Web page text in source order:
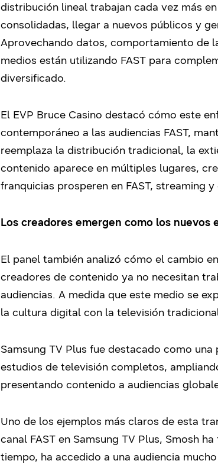
distribución lineal trabajan cada vez más
consolidadas, llegar a nuevos públicos y
Aprovechando datos, comportamiento de
medios están utilizando FAST para
diversificado.
El EVP Bruce Casino destacó cómo este
contemporáneo a las audiencias FAST,
reemplaza la distribución tradicional, la
contenido aparece en múltiples lugares,
franquicias prosperen en FAST, streaming y
Los creadores emergen como los nuevos
El panel también analizó cómo el cambio
creadores de contenido ya no necesitan
audiencias. A medida que este medio se
la cultura digital con la televisión
Samsung TV Plus fue destacado como
estudios de televisión completos,
presentando contenido a audiencias
Uno de los ejemplos más claros de esta
canal FAST en Samsung TV Plus, Smosh
tiempo, ha accedido a una audiencia